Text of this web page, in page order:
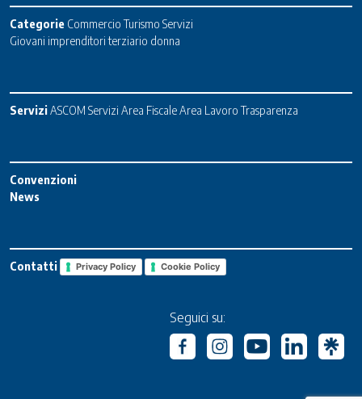
Categorie Commercio Turismo Servizi
Giovani imprenditori terziario donna
ServiziASCOM Servizi Area FiscaleArea Lavoro Trasparenza
Convenzioni
News
Contatti Privacy Policy Cookie Policy
Seguici su: